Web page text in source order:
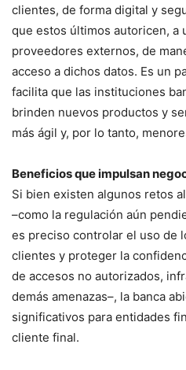
clientes, de forma digital y
que estos últimos autoricen, a
proveedores externos, de
acceso a dichos datos. Es un
facilita que las instituciones
brinden nuevos productos y
más ágil y, por lo tanto,
Beneficios que impulsan
Si bien existen algunos retos
–como la regulación aún
es preciso controlar el uso de
clientes y proteger la
de accesos no autorizados,
demás amenazas–, la banca
significativos para entidades
cliente final.